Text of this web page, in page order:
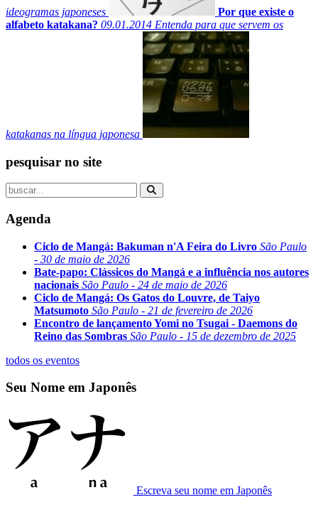
ideogramas japoneses
Por que existe o
alfabeto katakana? 09.01.2014 Entenda para que servem os
katakanas na língua japonesa
pesquisar no site
Agenda
Ciclo de Mangá: Bakuman n'A Feira do Livro São Paulo
- 30 de maio de 2026
Bate-papo: Clássicos do Mangá e a influência nos autores
nacionais São Paulo - 24 de maio de 2026
Ciclo de Mangá: Os Gatos do Louvre, de Taiyo
Matsumoto São Paulo - 21 de fevereiro de 2026
Encontro de lançamento Yomi no Tsugai - Daemons do
Reino das Sombras São Paulo - 15 de dezembro de 2025
todos os eventos
Seu Nome em Japonês
Escreva seu nome em Japonês